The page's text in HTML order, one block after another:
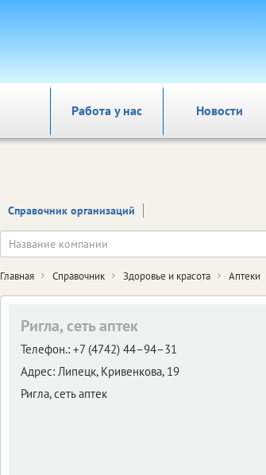
Работа у нас Новости
Справочник организаций
Главная Справочник Здоровье и красота Аптеки
Ригла, сеть аптек
Телефон.: +7 (4742) 44–94–31
Адрес: Липецк, Кривенкова, 19
Ригла, сеть аптек